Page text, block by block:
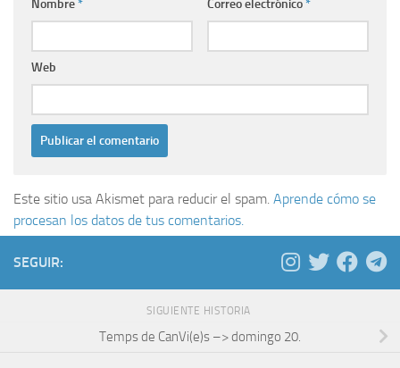
Nombre* Correo electrónico*
Web
Este sitio usa Akismet para reducir el spam. Aprende cómo se
procesan los datos de tus comentarios.
SEGUIR:
SIGUIENTE HISTORIA
Temps de CanVi(e)s –> domingo 20.